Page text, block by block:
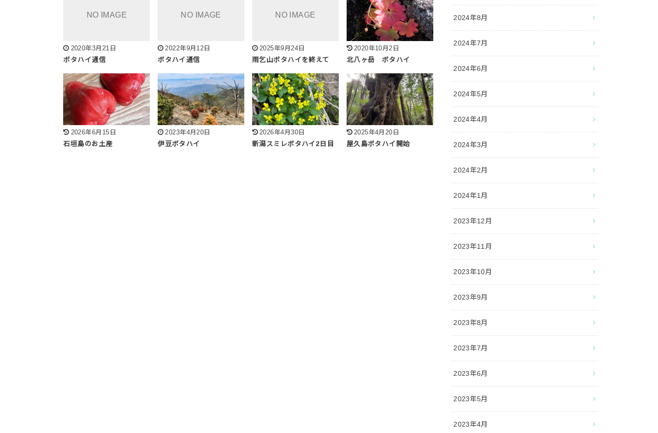
2020年3月21日
ボタハイ通信
2022年9月12日
ボタハイ通信
2025年9月24日
雨乞山ボタハイを終えて
2020年10月2日
北八ヶ岳 ボタハイ
2026年6月15日
石垣島のお土産
2023年4月20日
伊豆ボタハイ
2026年4月30日
新潟スミレボタハイ2日目
2025年4月20日
屋久島ボタハイ開始
2024年8月
2024年7月
2024年6月
2024年5月
2024年4月
2024年3月
2024年2月
2024年1月
2023年12月
2023年11月
2023年10月
2023年9月
2023年8月
2023年7月
2023年6月
2023年5月
2023年4月